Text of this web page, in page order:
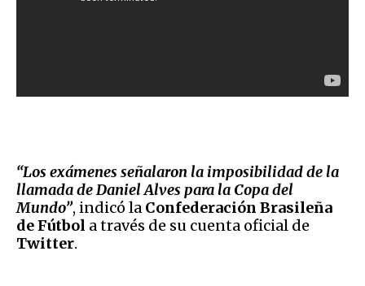
“Los exámenes señalaron la imposibilidad de la
llamada de Daniel Alves para la Copa del
Mundo”, indicó la Confederación Brasileña
de Fútbol a través de su cuenta oficial de
Twitter.